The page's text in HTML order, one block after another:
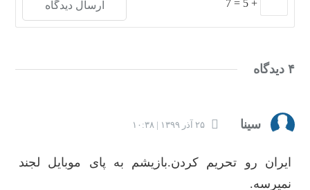
+
5
=
7
۴ دیدگاه
سینا ۲۵ آذر ۱۳۹۹ | ۱۰:۳۸
ایران رو تحریم کردن.بازیشم به پای موبایل لجند
نمیرسه.